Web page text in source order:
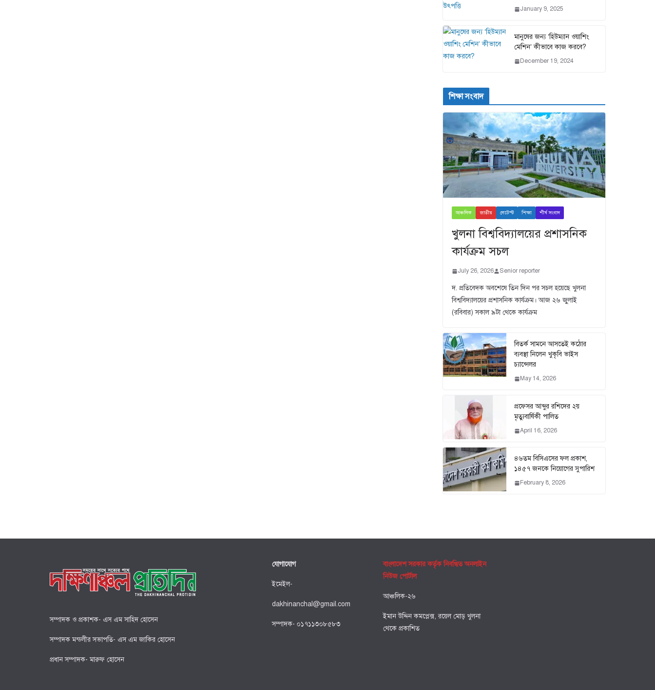
January 9, 2025
মানুষের জন্য ‘হিউম্যান ওয়াশিং
মেশিন’ কীভাবে কাজ করবে?
December 19, 2024
শিক্ষা সংবাদ
আঞ্চলিক জাতীয় লেটেস্ট শিক্ষা শীর্ষ সংবাদ
খুলনা বিশ্ববিদ্যালয়ের প্রশাসনিক
কার্যক্রম সচল
July 26, 2026 Senior reporter
দ. প্রতিবেদক অবশেষে তিন দিন পর সচল হয়েছে খুলনা
বিশ্ববিদ্যালয়ের প্রশাসনিক কার্যক্রম। আজ ২৬ জুুলাই
(রবিবার) সকাল ৯টা থেকে কার্যক্রম
বিতর্ক সামনে আসতেই কঠোর
ব্যবস্থা নিলেন খুকৃবি ভাইস
চ্যান্সেলর
May 14, 2026
প্রফেসর আব্দুর রশিদের ২য়
মৃত্যুবার্ষিকী পালিত
April 16, 2026
৪৬তম বিসিএসের ফল প্রকাশ,
১৪৫৭ জনকে নিয়োগের সুপারিশ
February 8, 2026
সম্পাদক ও প্রকাশক- এস এম সাহিদ হোসেন
সম্পাদক মন্ডলীর সভাপতি- এস এম জাকির হোসেন
প্রধান সম্পাদক- মারুফ হোসেন
যোগাযোগ
ইমেইল-
dakhinanchal@gmail.com
সম্পাদক- ০১৭১১৩০৮৫৮৩
বাংলাদেশ সরকার কর্তৃক নিবন্ধিত অনলাইন
নিউজ পোর্টাল
আঞ্চলিক-২৬
ইমান উদ্দিন কমপ্লেক্স, রয়েল মোড় খুলনা
থেকে প্রকাশিত